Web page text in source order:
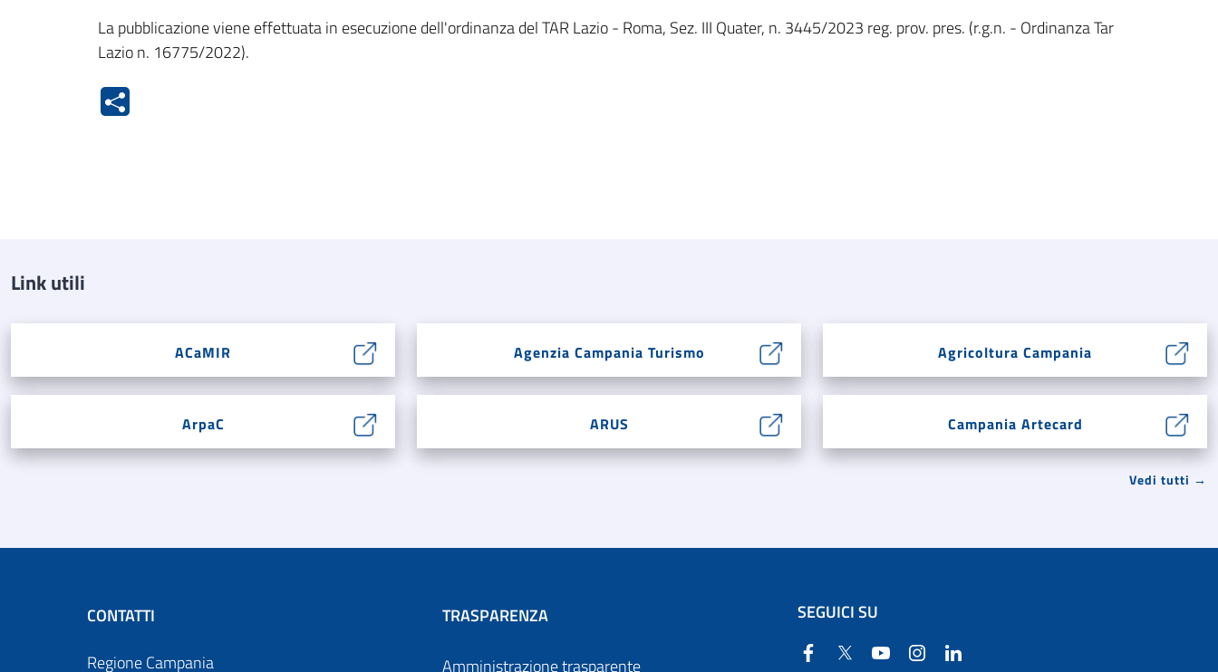
La pubblicazione viene effettuata in esecuzione dell'ordinanza del TAR Lazio - Roma, Sez. III Quater, n. 3445/2023 reg. prov. pres. (r.g.n. - Ordinanza Tar
Lazio n. 16775/2022).
Link utili
ACaMIR Agenzia Campania Turismo Agricoltura Campania
ArpaC ARUS Campania Artecard
Vedi tutti →
CONTATTI
Regione Campania
TRASPARENZA
Amministrazione trasparente
SEGUICI SU
Facebook
Twitter YouTube Instagram